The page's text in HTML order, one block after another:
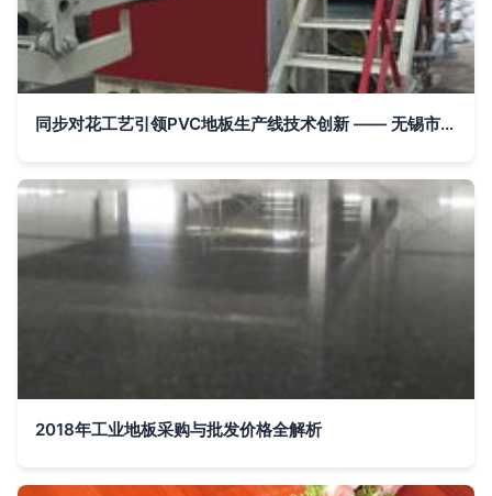
同步对花工艺引领PVC地板生产线技术创新 —— 无锡市佳浩塑机厂打造行业标杆
2018年工业地板采购与批发价格全解析